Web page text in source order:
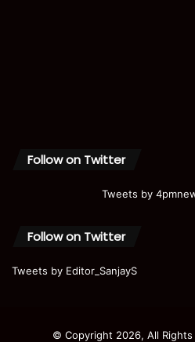
Follow on Twitter
Tweets by
Follow on Twitter
Tweets by Editor_SanjayS
© Copyright 2026, All